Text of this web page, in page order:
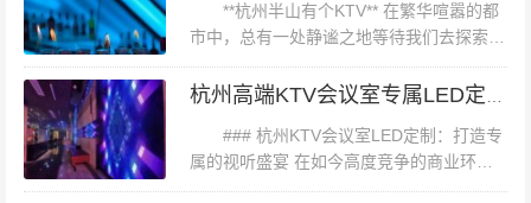
了奶茶想带进去，被服务员拦住，态度挺凶恶，说明不能
带外带食品进入，并说发现会被没收。。。。这服务也没
谁了。。。进去后招聘挺大，歌曲目挺全，音响效果不
错，唯一败笔就是服务了,
**杭州半山有个KTV** 在繁华喧嚣的都
市中，总有一处静谧之地等待我们去探索。
今天，我要向大家介绍的是位于杭州半山的
一个独特KTV——**半山娱乐坊**。这里不
### 杭州KTV会议室LED定制：打造专
属的视听盛宴 在如今高度竞争的商业环境
中，会议室和KTV场所的设施已成为吸引客